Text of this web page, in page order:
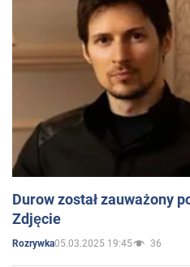
Durow został zauważony
Zdjęcie
Rozrywka05.03.2025 19:45 36